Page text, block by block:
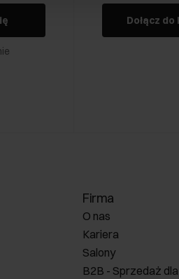
Dołącz do
Firma
O nas
Kariera
Salony
B2B - Sprzedaż